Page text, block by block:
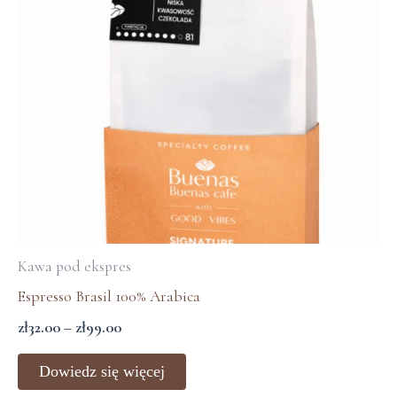
Kawa pod ekspres
Espresso Brasil 100% Arabica
zł32.00– zł99.00
Dowiedz się więcej